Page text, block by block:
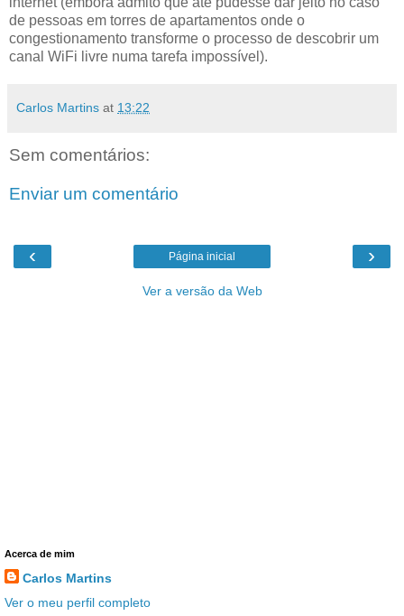
de pessoas em torres de apartamentos onde o
congestionamento transforme o processo de descobrir um
canal WiFi livre numa tarefa impossível).
Carlos Martins at 13:22
Sem comentários:
Enviar um comentário
‹ ›
Página inicial
Ver a versão da Web
Acerca de mim
Carlos Martins
Ver o meu perfil completo